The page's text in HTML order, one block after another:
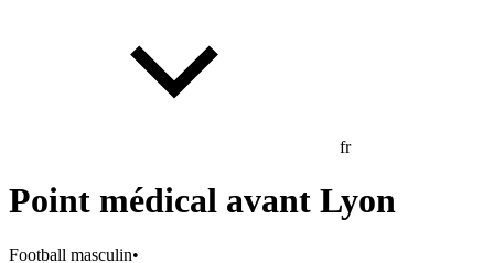
fr
Point médical avant Lyon
Football masculin•